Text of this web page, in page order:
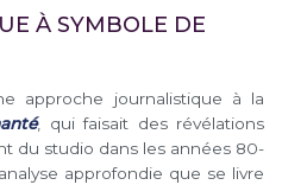
À SYMBOLE DE
approche journalistique à la
, qui faisait des révélations
du studio dans les années 80-
approfondie que se livre